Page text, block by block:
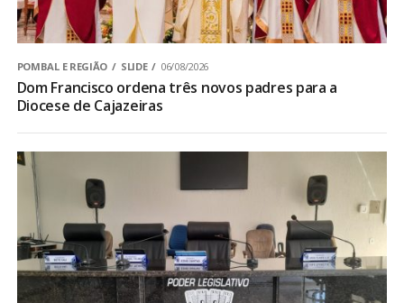
POMBAL E REGIÃO SLIDE 06/08/2026
Dom Francisco ordena três novos padres para a
Diocese de Cajazeiras